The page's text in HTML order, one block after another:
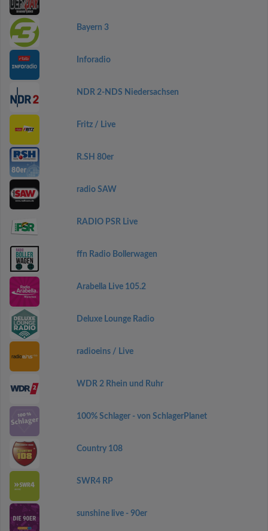
Bayern 3
Inforadio
NDR 2-NDS Niedersachsen
Fritz / Live
R.SH 80er
radio SAW
RADIO PSR Live
ffn Radio Bollerwagen
Arabella Live 105.2
Deluxe Lounge Radio
radioeins / Live
WDR 2 Rhein und Ruhr
100% Schlager - von SchlagerPlanet
Country 108
SWR4 RP
sunshine live - 90er